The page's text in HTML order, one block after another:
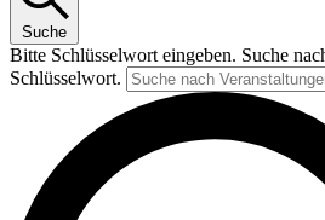
Suche
Bitte Schlüsselwort eingeben. Suche
Schlüsselwort.